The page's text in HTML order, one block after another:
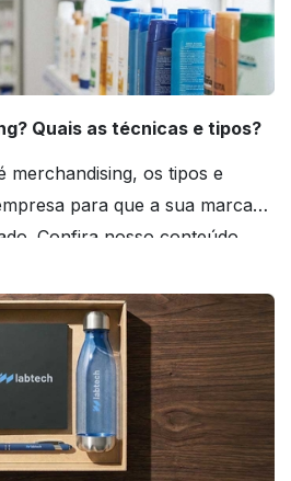
Quais as técnicas e tipos?
merchandising, os tipos e
para que a sua marca
Confira nosso conteúdo